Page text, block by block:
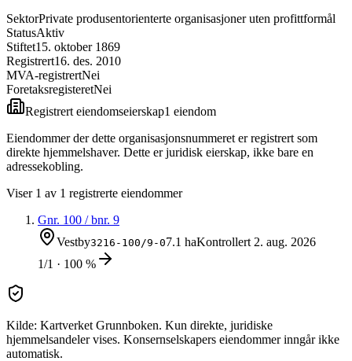
SektorPrivate produsentorienterte organisasjoner uten profittformål
StatusAktiv
Stiftet15. oktober 1869
Registrert16. des. 2010
MVA-registrertNei
ForetaksregisteretNei
Registrert eiendomseierskap1 eiendom
Eiendommer der dette organisasjonsnummeret er registrert som
direkte hjemmelshaver. Dette er juridisk eierskap, ikke bare en
adressekobling.
Viser 1 av 1 registrerte eiendommer
Gnr. 100 / bnr. 9
Vestby3216-100/9-07.1 haKontrollert 2. aug. 2026
1/1 · 100 %
Kilde: Kartverket Grunnboken. Kun direkte, juridiske
hjemmelsandeler vises. Konsernselskapers eiendommer inngår ikke
automatisk.